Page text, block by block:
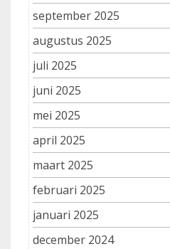
september 2025
augustus 2025
juli 2025
juni 2025
mei 2025
april 2025
maart 2025
februari 2025
januari 2025
december 2024